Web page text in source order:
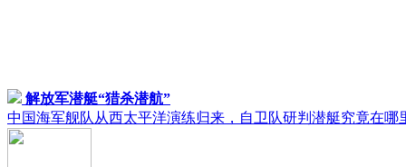
解放军潜艇“猎杀潜航”
中国海军舰队从西太平洋演练归来，自卫队研判潜艇究竟在哪